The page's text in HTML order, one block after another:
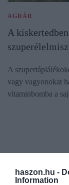
haszon.hu -
Information
AGRÁR
A
A
vagy vagyonokat
vitaminbomba a